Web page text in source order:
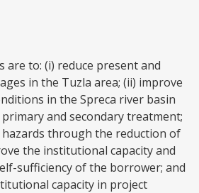
are to: (i) reduce present and
in the Tuzla area; (ii) improve
in the Spreca river basin
and secondary treatment;
through the reduction of
the institutional capacity and
sufficiency of the borrower; and
capacity in project